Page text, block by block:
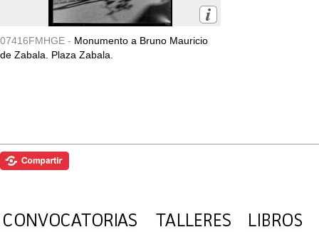
07416FMHGE - Monumento a Bruno Mauricio
de Zabala. Plaza Zabala.